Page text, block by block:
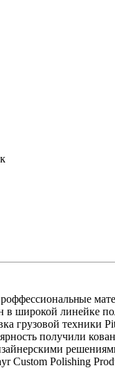
ые
широкой линейке
грузовой техники
получили
Custom Polishing